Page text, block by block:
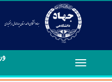
Toggle
navigation